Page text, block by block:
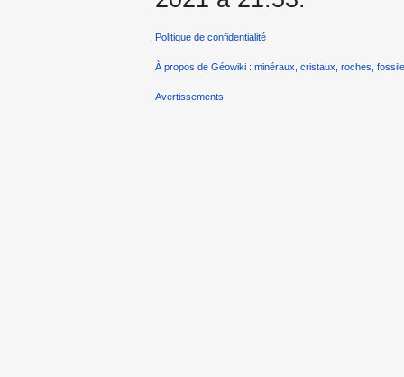
Politique de confidentialité
À propos de Géowiki : minéraux, cristaux, roches,
Avertissements